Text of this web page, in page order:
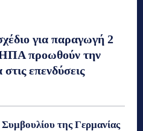
για παραγωγή 2
προωθούν την
επενδύσεις
της Γερμανίας